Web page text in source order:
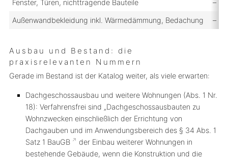
Fenster, Türen, nichttragende Bauteile –
Außenwandbekleidung inkl. Wärmedämmung, Bedachung –
Ausbau und Bestand: die
praxisrelevanten Nummern
Gerade im Bestand ist der Katalog weiter, als viele erwarten:
Dachgeschossausbau und weitere Wohnungen (Abs. 1 Nr.
18): Verfahrensfrei sind „Dachgeschossausbauten zu
Wohnzwecken einschließlich der Errichtung von
Dachgauben und im Anwendungsbereich des § 34 Abs. 1
Satz 1 BauGB
der Einbau weiterer Wohnungen in
bestehende Gebäude, wenn die Konstruktion und die